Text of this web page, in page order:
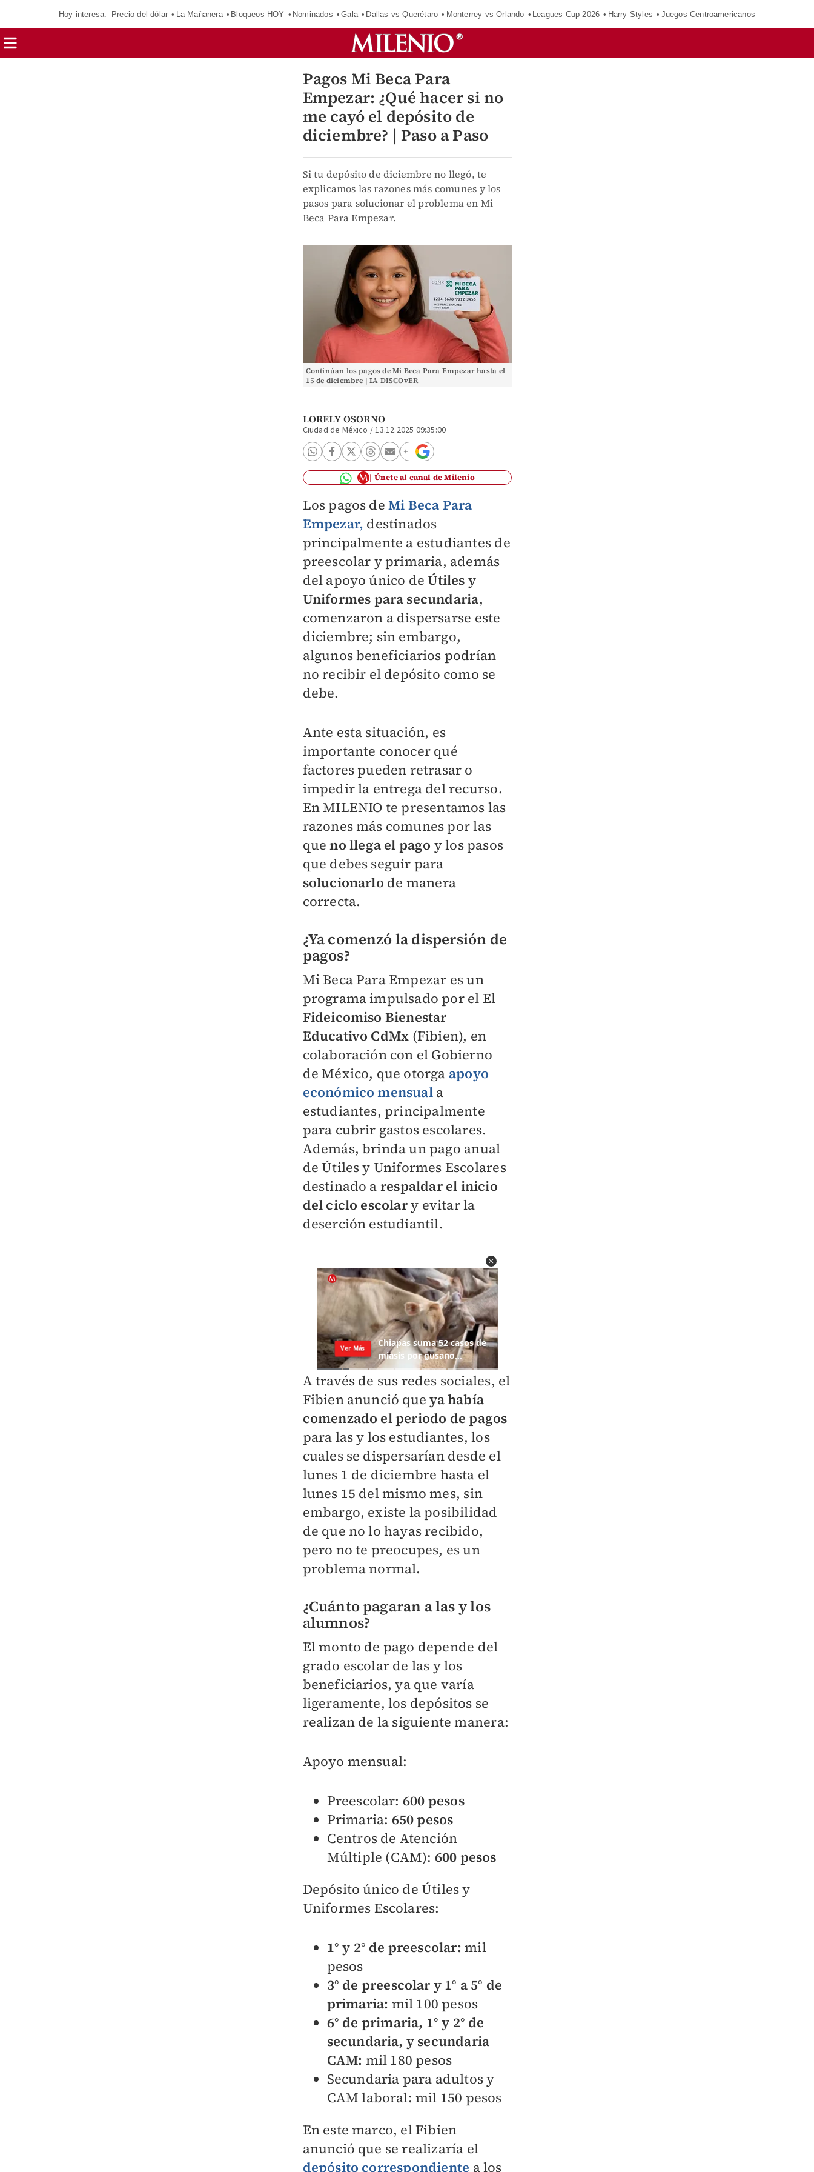
Hoy interesa: Precio del dólar La Mañanera Bloqueos HOY Nominados Gala Dallas vs Querétaro Monterrey vs Orlando Leagues Cup 2026 Harry Styles Juegos Centroamericanos
Pagos Mi Beca Para
Empezar: ¿Qué hacer si no
me cayó el depósito de
diciembre? | Paso a Paso
Si tu depósito de diciembre no llegó, te
explicamos las razones más comunes y los
pasos para solucionar el problema en Mi
Beca Para Empezar.
Continúan los pagos de Mi Beca Para Empezar hasta el
15 de diciembre | IA DISCOvER
LORELY OSORNO
Ciudad de México /13.12.2025 09:35:00
Únete al canal de Milenio
Los pagos deMi Beca Para
Empezar, destinados
principalmente a estudiantes de
preescolar y primaria, además
del apoyo único deÚtiles y
Uniformes para secundaria,
comenzaron a dispersarse este
diciembre; sin embargo,
algunos beneficiarios podrían
no recibir el depósito como se
debe.
Ante esta situación, es
importante conocer qué
factores pueden retrasar o
impedir la entrega del recurso.
EnMILENIO te presentamos las
razones más comunes por las
queno llega el pago y los pasos
que debes seguir para
solucionarlo de manera
correcta.
¿Ya comenzó la dispersión de
pagos?
Mi Beca Para Empezar es un
programa impulsado por el El
Fideicomiso Bienestar
Educativo CdMx (Fibien), en
colaboración con el Gobierno
de México, que otorga apoyo
económico mensuala
estudiantes, principalmente
para cubrir gastos escolares.
Además, brinda un pago anual
de Útiles y Uniformes Escolares
destinado a respaldar el inicio
del ciclo escolary evitar la
deserción estudiantil.
A través de sus redes sociales, el
Fibien anunció queya había
comenzado el periodo de pagos
para las y los estudiantes, los
cuales se dispersarían desde el
lunes 1 de diciembre hasta el
lunes 15 del mismo mes, sin
embargo, existe la posibilidad
de que no lo hayas recibido,
pero no te preocupes, es un
problema normal.
¿Cuánto pagaran a las y los
alumnos?
El monto de pago depende del
grado escolar de las y los
beneficiarios, ya que varía
ligeramente, los depósitos se
realizan de la siguiente manera:
Apoyo mensual:
Preescolar: 600 pesos
Primaria: 650 pesos
Centros de Atención
Múltiple (CAM): 600 pesos
Depósito único de Útiles y
Uniformes Escolares:
1° y 2° de preescolar:mil
pesos
3° de preescolar y 1° a 5° de
primaria: mil 100 pesos
6° de primaria, 1° y 2° de
secundaria, y secundaria
CAM: mil 180 pesos
Secundaria para adultos y
CAM laboral: mil 150 pesos
En este marco, el Fibien
anunció que se realizaría el
depósito correspondiente a los